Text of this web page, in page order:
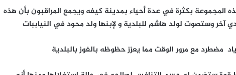
المجموعة بكثرة في عدة أحياء بمدينة كيفه ويجمع المراقبون بأن هذه
آخر وستصوت لولد هاشم للبلدية و لإبنها ولد محود في النياببات
مضطرد مع مرور الوقت مما يعزز حظوظه بالفوز بالبلدية